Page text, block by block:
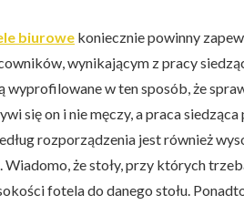
biurowe koniecznie powinny
wynikającym z pracy
w ten sposób, że
się on i nie męczy, a praca
rozporządzenia jest również
że stoły, przy których
fotela do danego stołu.